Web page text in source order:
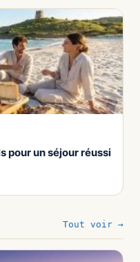
pour un séjour réussi
Tout voir →